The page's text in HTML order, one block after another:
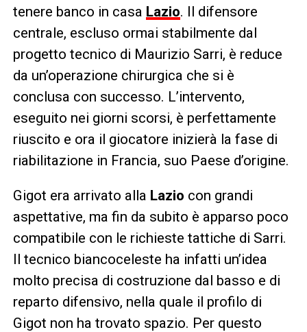
tenere banco in casa Lazio. Il difensore
centrale, escluso ormai stabilmente dal
progetto tecnico di Maurizio Sarri, è reduce
da un’operazione chirurgica che si è
conclusa con successo. L’intervento,
eseguito nei giorni scorsi, è perfettamente
riuscito e ora il giocatore inizierà la fase di
riabilitazione in Francia, suo Paese d’origine.
Gigot era arrivato alla Lazio con grandi
aspettative, ma fin da subito è apparso poco
compatibile con le richieste tattiche di Sarri.
Il tecnico biancoceleste ha infatti un’idea
molto precisa di costruzione dal basso e di
reparto difensivo, nella quale il profilo di
Gigot non ha trovato spazio. Per questo